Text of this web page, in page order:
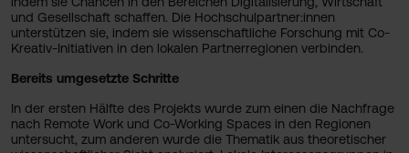
und Gesellschaft schaffen. Die Hochschulpartner:innen
unterstützen sie, indem sie wissenschaftliche Forschung mit Co-
Kreativ-Initiativen in den lokalen Partnerregionen verbinden.
Bereits umgesetzte Schritte
In der ersten Hälfte des Projekts wurde zum einen die Nachfrage
nach Remote Work und Co-Working Spaces in den Regionen
untersucht, zum anderen wurde die Thematik aus theoretischer